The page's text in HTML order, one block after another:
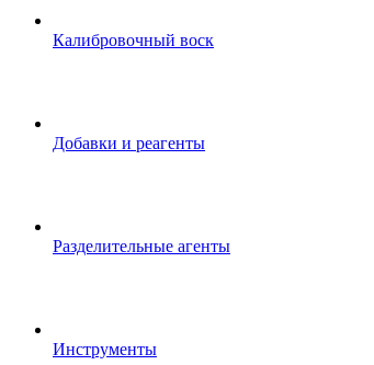
Калибровочный воск
Добавки и реагенты
Разделительные агенты
Инструменты